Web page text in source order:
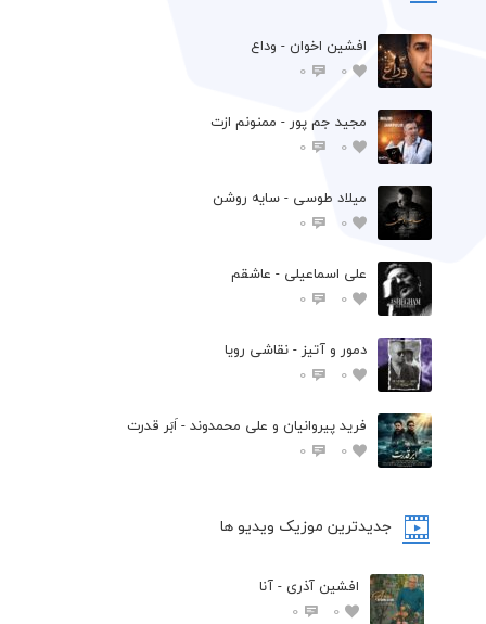
افشين اخوان - وداع
0
0
مجید جم پور - ممنونم ازت
0
0
میلاد طوسی - سایه روشن
0
0
علی اسماعیلی - عاشقم
0
0
دمور و آتیز - نقاشی رویا
0
0
فرید پیروانیان و علی محمدوند - اَبَر قدرت
0
0
جدیدترین موزیک ویدیو ها
افشین آذری - آنا
0
0